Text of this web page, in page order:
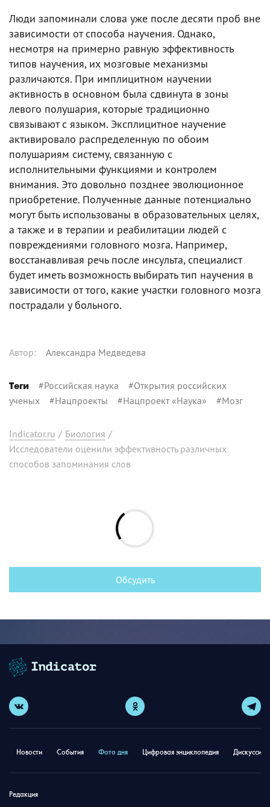
Люди запоминали слова уже после десяти проб вне
зависимости от способа научения. Однако,
несмотря на примерно равную эффективность
типов научения, их мозговые механизмы
различаются. При имплицитном научении
активность в основном была сдвинута в зоны
левого полушария, которые традиционно
связывают с языком. Эксплицитное научение
активировало распределенную по обоим
полушариям систему, связанную с
исполнительными функциями и контролем
внимания. Это довольно позднее эволюционное
приобретение. Полученные данные потенциально
могут быть использованы в образовательных целях,
а также и в терапии и реабилитации людей с
повреждениями головного мозга. Например,
восстанавливая речь после инсульта, специалист
будет иметь возможность выбирать тип научения в
зависимости от того, какие участки головного мозга
пострадали у больного.
Автор: Александра Медведева
Теги #Российская наука #Открытия российских
ученых #Нацпроекты #Нацпроект «Наука» #Мозг
Indicator.ru / Биология /
Исследователи оценили эффективность различных
способов запоминания слов
Обсудить
Новости События Фото дня Цифровая энциклопедия
Редакция